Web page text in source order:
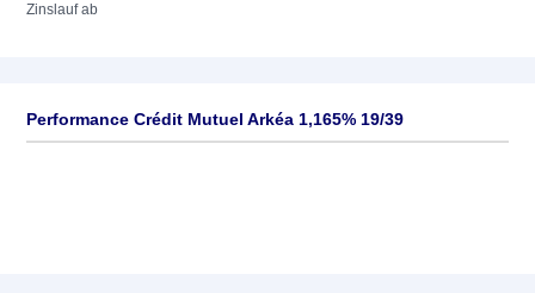
Zinslauf ab
Performance Crédit Mutuel Arkéa 1,165% 19/39